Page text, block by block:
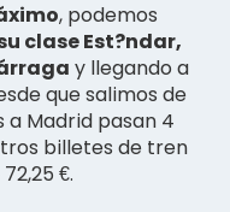
, podemos
clase Est?ndar,
y llegando a
que salimos de
a Madrid pasan 4
billetes de tren
€.